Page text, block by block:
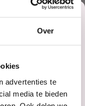
Over
advertenties te
media te bieden
Sorteer